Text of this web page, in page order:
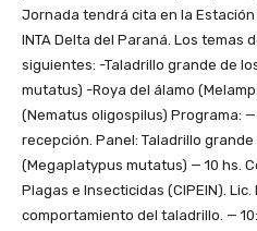
Jornada tendrá cita en la
INTA Delta del Paraná. Los temas
siguientes: -Taladrillo grande de
mutatus) -Roya del álamo
(Nematus oligospilus) Programa:
recepción. Panel: Taladrillo
(Megaplatypus mutatus) — 10 hs.
Plagas e Insecticidas (CIPEIN).
comportamiento del taladrillo. —